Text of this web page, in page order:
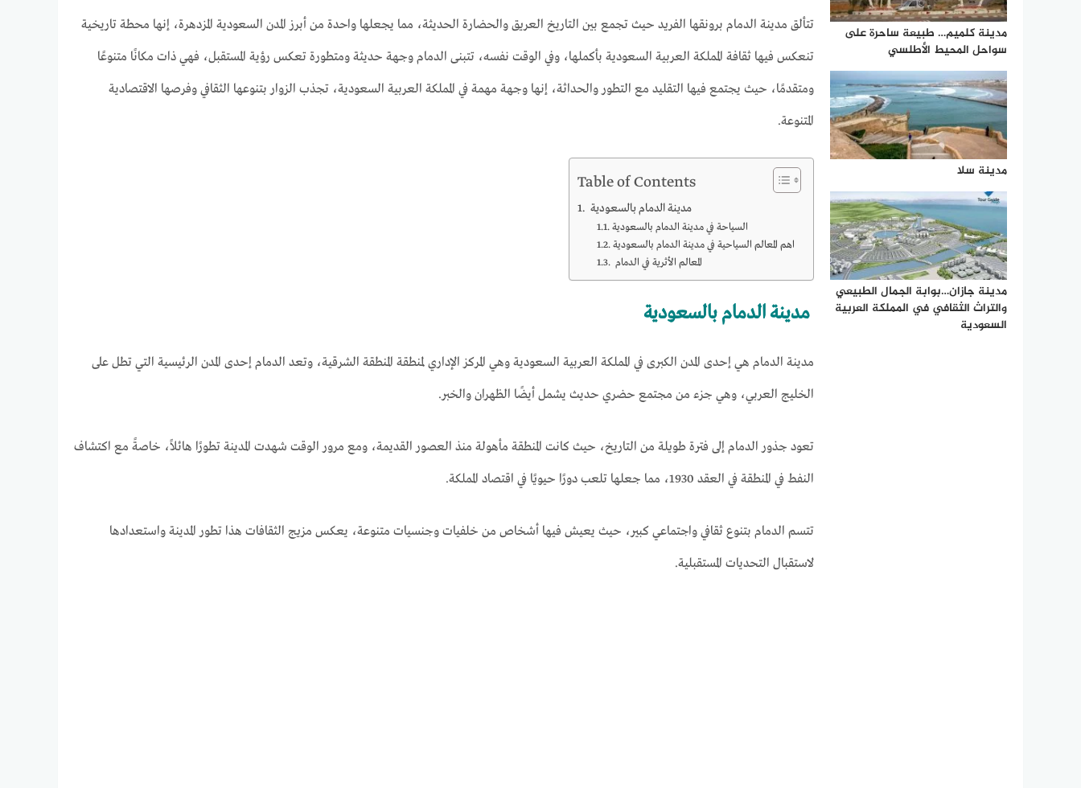
مدينة كلميم… طبيعة ساحرة على
سواحل المحيط الأطلسي
مدينة سلا
مدينة جازان…بوابة الجمال الطبيعي
والتراث الثقافي في المملكة العربية
السعودية
تتألق مدينة الدمام برونقها الفريد حيث تجمع بين التاريخ العريق والحضارة الحديثة، مما يجعلها واحدة من أبرز المدن السعودية المزدهرة، إنها محطة تاريخية
تنعكس فيها ثقافة المملكة العربية السعودية بأكملها، وفي الوقت نفسه، تتبنى الدمام وجهة حديثة ومتطورة تعكس رؤية المستقبل، فهي ذات مكانًا متنوعًا
ومتقدمًا، حيث يجتمع فيها التقليد مع التطور والحداثة، إنها وجهة مهمة في المملكة العربية السعودية، تجذب الزوار بتنوعها الثقافي وفرصها الاقتصادية
المتنوعة.
Table of Contents
المعالم الأثرية في الدمام
مدينة الدمام بالسعودية
مدينة الدمام هي إحدى المدن الكبرى في المملكة العربية السعودية وهي المركز الإداري لمنطقة المنطقة الشرقية، وتعد الدمام إحدى المدن الرئيسية التي تطل على
الخليج العربي، وهي جزء من مجتمع حضري حديث يشمل أيضًا الظهران والخبر.
تعود جذور الدمام إلى فترة طويلة من التاريخ، حيث كانت المنطقة مأهولة منذ العصور القديمة، ومع مرور الوقت شهدت المدينة تطورًا هائلاً، خاصةً مع اكتشاف
النفط في المنطقة في العقد 1930، مما جعلها تلعب دورًا حيويًا في اقتصاد المملكة.
تتسم الدمام بتنوع ثقافي واجتماعي كبير، حيث يعيش فيها أشخاص من خلفيات وجنسيات متنوعة، يعكس مزيج الثقافات هذا تطور المدينة واستعدادها
لاستقبال التحديات المستقبلية.